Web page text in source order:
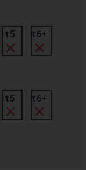
t5 t6+
t5 t6+